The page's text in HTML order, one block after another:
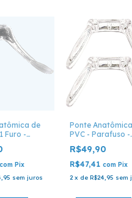
de
Furo -
Ponte 03
com Pix
sem juros
Ponte
PVC - Parafuso -
Ponte 0302
R$49,90
R$47,41 com Pix
2 x de R$24,95 sem